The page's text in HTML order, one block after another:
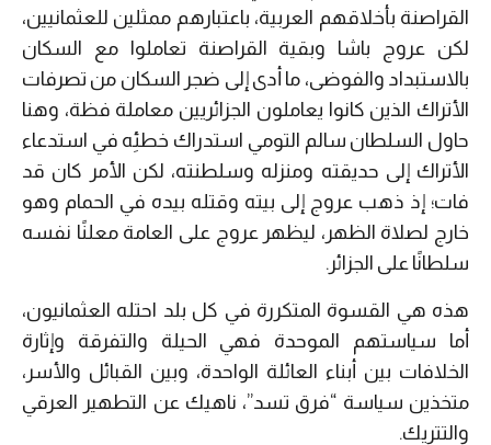
القراصنة بأخلاقهم العربية، باعتبارهم ممثلين للعثمانيين،
لكن عروج باشا وبقية القراصنة تعاملوا مع السكان
بالاستبداد والفوضى، ما أدى إلى ضجر السكان من تصرفات
الأتراك الذين كانوا يعاملون الجزائريين معاملة فظة، وهنا
حاول السلطان سالم التومي استدراك خطئِه في استدعاء
الأتراك إلى حديقته ومنزله وسلطنته، لكن الأمر كان قد
فات؛ إذ ذهب عروج إلى بيته وقتله بيده في الحمام وهو
خارج لصلاة الظهر، ليظهر عروج على العامة معلنًا نفسه
سلطانًا على الجزائر.
هذه هي القسوة المتكررة في كل بلد احتله العثمانيون،
أما سياستهم الموحدة فهي الحيلة والتفرقة وإثارة
الخلافات بين أبناء العائلة الواحدة، وبين القبائل والأسر،
متخذين سياسة “فرق تسد”، ناهيك عن التطهير العرقي
والتتريك.